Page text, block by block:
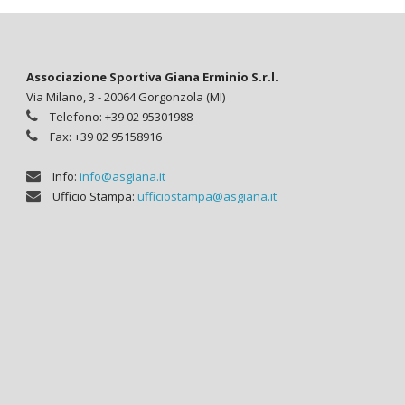
Associazione Sportiva Giana Erminio S.r.l.
Via Milano, 3 - 20064 Gorgonzola (MI)
Telefono: +39 02 95301988
Fax: +39 02 95158916
Info: info@asgiana.it
Ufficio Stampa: ufficiostampa@asgiana.it